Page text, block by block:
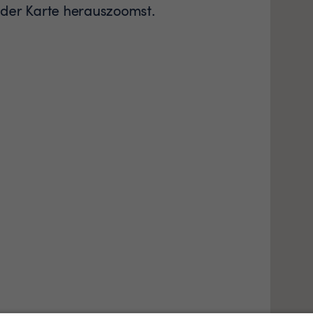
Karte herauszoomst.